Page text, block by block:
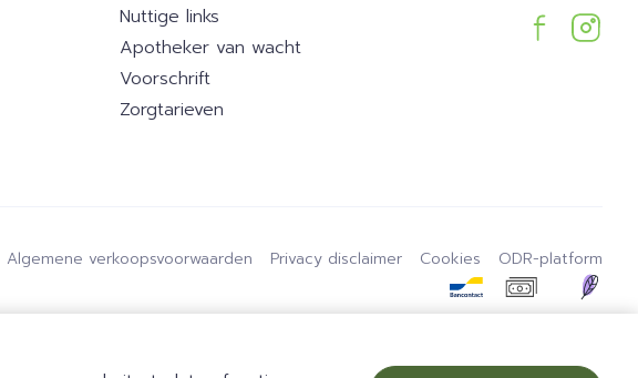
Nuttige links
Apotheker van wacht
Voorschrift
Zorgtarieven
Algemene verkoopsvoorwaarden Privacy disclaimer Cookies ODR-platform